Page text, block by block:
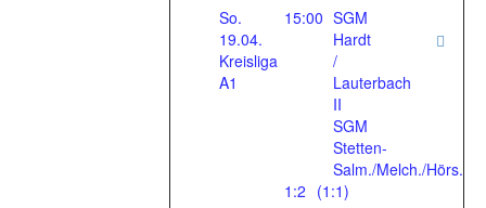
So.
19.04.
Kreisliga
A1
15:00 SGM
Hardt
/
Lauterbach
II
SGM
Stetten-
Salm./Melch./Hörs.
1:2 (1:1)